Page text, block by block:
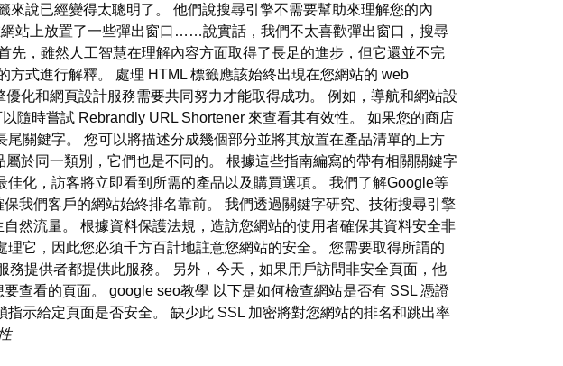
說已經變得太聰明了。 他們說搜尋引擎不需要幫助來理解您的內
站上放置了一些彈出窗口……說實話，我們不太喜歡彈出窗口，搜尋
，雖然人工智慧在理解內容方面取得了長足的進步，但它還並不完
式進行解釋。 處理 HTML 標籤應該始終出現在您網站的 web
化和網頁設計服務需要共同努力才能取得成功。 例如，導航和網站設
隨時嘗試 Rebrandly URL Shortener 來查看其有效性。 如果您的商店
關鍵字。 您可以將描述分成幾個部分並將其放置在產品清單的上方
於同一類別，它們也是不同的。 根據這些指南編寫的帶有相關關鍵字
化，訪客將立即看到所需的產品以及購買選項。 我們了解Google等
我們客戶的網站始終排名靠前。 我們透過關鍵字研究、技術搜尋引擎
然流量。 根據資料保護法規，造訪您網站的使用者確保其資料安全非
它，因此您必須千方百計地註意您網站的安全。 您需要取得所謂的
提供者都提供此服務。 另外，今天，如果用戶訪問非安全頁面，他
查看的頁面。 google seo教學 以下是如何檢查網站是否有 SSL 憑證
示給定頁面是否安全。 缺少此 SSL 加密將對您網站的排名和跳出率